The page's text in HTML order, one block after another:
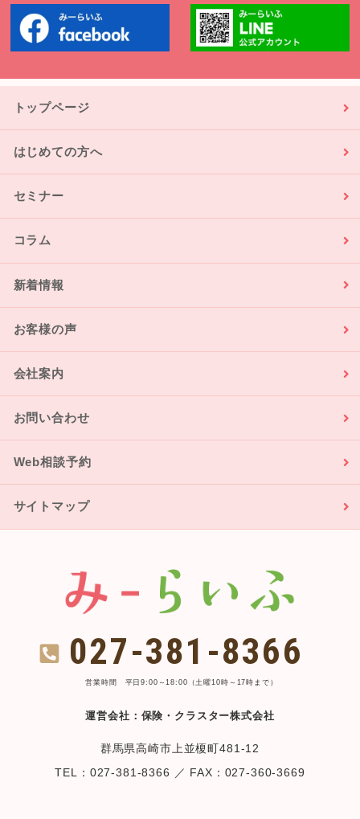
トップページ
はじめての方へ
セミナー
コラム
新着情報
お客様の声
会社案内
お問い合わせ
Web相談予約
サイトマップ
027-381-8366
営業時間 平日9:00～18:00（土曜10時～17時まで）
運営会社：保険・クラスター株式会社
群馬県高崎市上並榎町481-12
TEL：027-381-8366 ／ FAX：027-360-3669